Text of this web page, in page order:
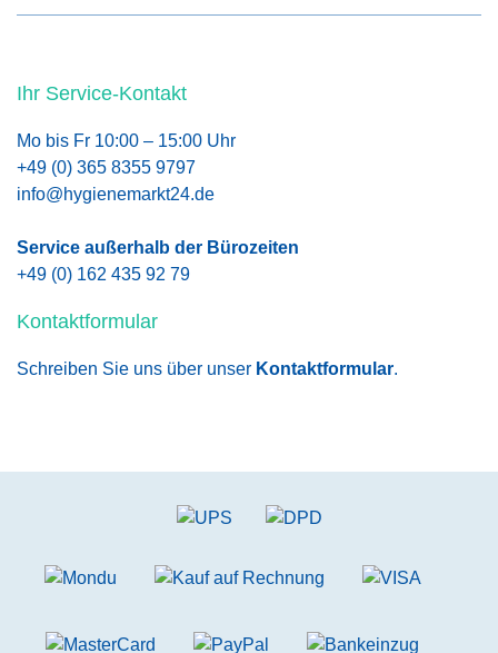
Ihr Service-Kontakt
Mo bis Fr 10:00 – 15:00 Uhr
+49 (0) 365 8355 9797
info@hygienemarkt24.de
Service außerhalb der Bürozeiten
+49 (0) 162 435 92 79
Kontaktformular
Schreiben Sie uns über unser Kontaktformular.